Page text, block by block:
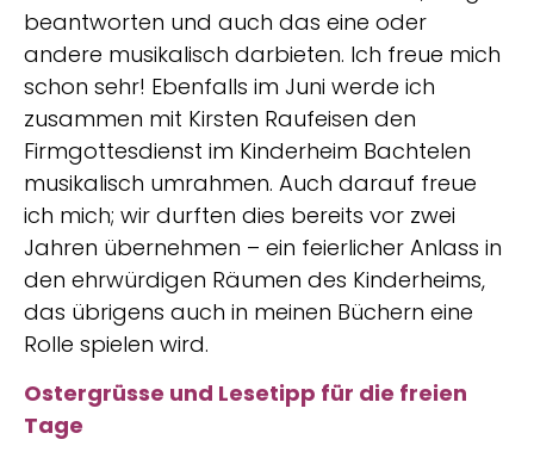
beantworten und auch das eine oder
andere musikalisch darbieten. Ich freue mich
schon sehr! Ebenfalls im Juni werde ich
zusammen mit Kirsten Raufeisen den
Firmgottesdienst im Kinderheim Bachtelen
musikalisch umrahmen. Auch darauf freue
ich mich; wir durften dies bereits vor zwei
Jahren übernehmen – ein feierlicher Anlass in
den ehrwürdigen Räumen des Kinderheims,
das übrigens auch in meinen Büchern eine
Rolle spielen wird.
Ostergrüsse und Lesetipp für die freien
Tage